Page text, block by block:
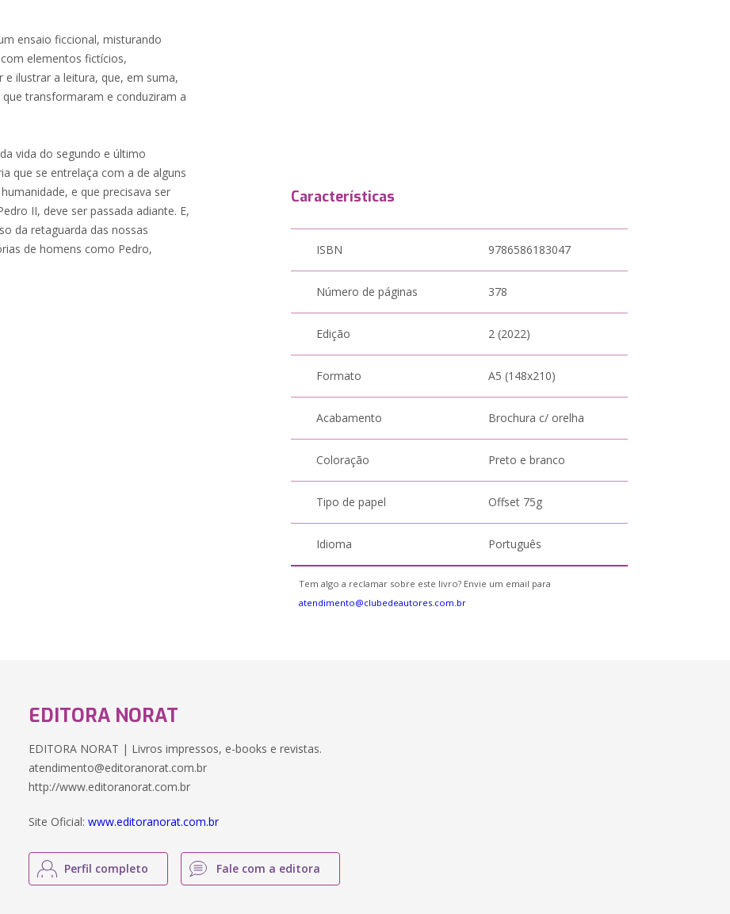
ensaio ficcional, misturando
elementos fictícios,
ilustrar a leitura, que, em suma,
transformaram e conduziram a
vida do segundo e último
que se entrelaça com a de alguns
e que precisava ser
II, deve ser passada adiante. E,
da retaguarda das nossas
de homens como Pedro,
Características
ISBN 9786586183047
Número de páginas 378
Edição 2 (2022)
Formato A5 (148x210)
Acabamento Brochura c/ orelha
Coloração Preto e branco
Tipo de papel Offset 75g
Idioma Português
Tem algo a reclamar sobre este livro? Envie um email para
atendimento@clubedeautores.com.br
EDITORA NORAT
EDITORA NORAT | Livros impressos, e-books e revistas.
atendimento@editoranorat.com.br
http://www.editoranorat.com.br
Site Oficial:www.editoranorat.com.br
Perfil completo Fale com a editora